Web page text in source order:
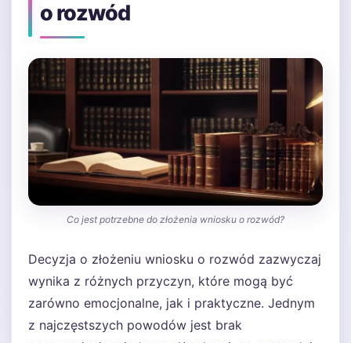
o rozwód
Co jest potrzebne do złożenia wniosku o rozwód?
Decyzja o złożeniu wniosku o rozwód zazwyczaj
wynika z różnych przyczyn, które mogą być
zarówno emocjonalne, jak i praktyczne. Jednym
z najczęstszych powodów jest brak